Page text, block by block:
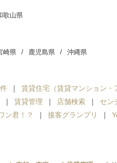
歌山県
崎県 鹿児島県 沖縄県
賃貸住宅（賃貸マンション・
賃貸管理 店舗検索 セン
ン君！？ 接客グランプリ